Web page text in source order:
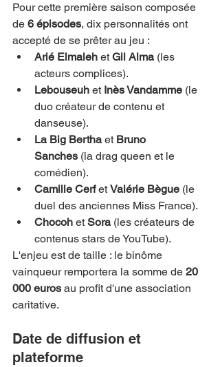
Pour cette première saison composée
de 6 épisodes, dix personnalités ont
accepté de se prêter au jeu :
Arié Elmaleh et Gil Alma (les
acteurs complices).
Lebouseuh et Inès Vandamme (le
duo créateur de contenu et
danseuse).
La Big Bertha et Bruno
Sanches (la drag queen et le
comédien).
Camille Cerf et Valérie Bègue (le
duel des anciennes Miss France).
Chocoh et Sora (les créateurs de
contenus stars de YouTube).
L'enjeu est de taille : le binôme
vainqueur remportera la somme de 20
000 euros au profit d'une association
caritative.
Date de diffusion et
plateforme